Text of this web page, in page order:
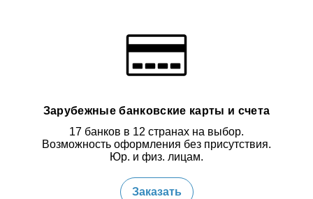
Зарубежные банковские карты и счета
17 банков в 12 странах на выбор.
Возможность оформления без присутствия.
Юр. и физ. лицам.
Заказать